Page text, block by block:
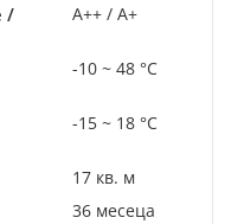
/
A++ / A+
-10 ~ 48 °C
-15 ~ 18 °C
17 кв. м
36 месеца